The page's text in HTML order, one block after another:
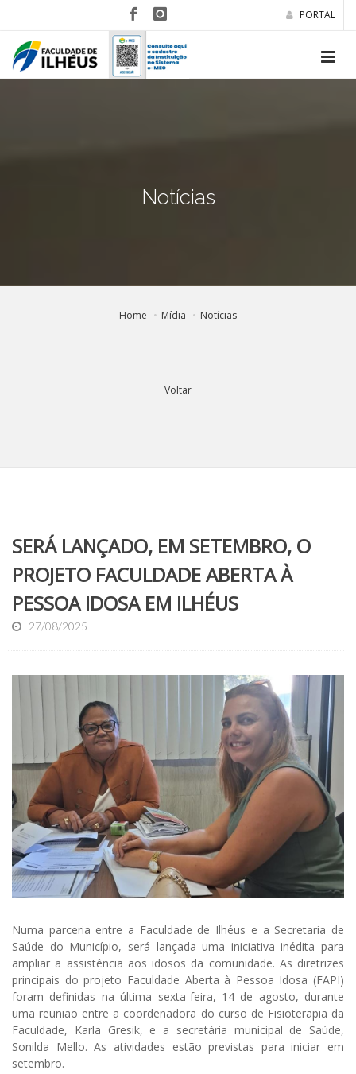
PORTAL
Notícias
Home Mídia Notícias
Voltar
SERÁ LANÇADO, EM SETEMBRO, O
PROJETO FACULDADE ABERTA À
PESSOA IDOSA EM ILHÉUS
27/08/2025
Numa parceria entre a Faculdade de Ilhéus e a Secretaria de
Saúde do Município, será lançada uma iniciativa inédita para
ampliar a assistência aos idosos da comunidade. As diretrizes
principais do projeto Faculdade Aberta à Pessoa Idosa (FAPI)
foram definidas na última sexta-feira, 14 de agosto, durante
uma reunião entre a coordenadora do curso de Fisioterapia da
Faculdade, Karla Gresik, e a secretária municipal de Saúde,
Sonilda Mello. As atividades estão previstas para iniciar em
setembro.